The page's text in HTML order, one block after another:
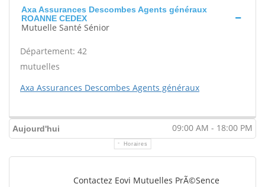
Axa Assurances Descombes Agents généraux
ROANNE CEDEX
Mutuelle Santé Sénior
Département: 42
mutuelles
Axa Assurances Descombes Agents généraux
Aujourd'hui 09:00 AM - 18:00 PM
Horaires
Contactez Eovi Mutuelles PrÃ©sence